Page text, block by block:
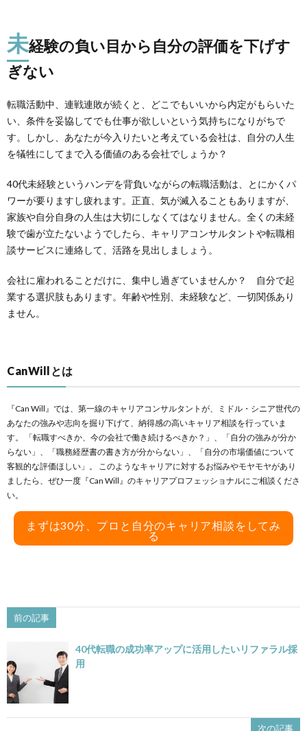
未経験の負い目から自分の評価を下げす
ぎない
転職活動中、連戦連敗が続くと、どこでもいいから内定がもらいた
い、条件を妥協してでも仕事が欲しいという気持ちになりがちで
す。しかし、あなたが今入りたいと考えている会社は、自分の人生
を犠牲にしてまで入る価値のある会社でしょうか？
40代未経験というハンデを背負いながらの転職活動は、とにかくパ
ワーが要りますし疲れます。正直、気が滅入ることもありますが、
家族や自分自身の人生は大切にしなくてはなりません。全くの未経
験で歯が立たないようでしたら、キャリアコンサルタントや転職相
談サービスに連絡して、活路を見出しましょう。
会社に雇われることだけに、集中し過ぎていませんか？ 自分で起
業する選択肢もあります。年齢や性別、未経験など、一切関係あり
ません。
CanWillとは
『Can Will』では、第一線のキャリアコンサルタントが、ミドル・シニア世代の
あなたの強みや志向を掘り下げて、納得感の高いキャリア相談を行っていま
す。 「転職すべきか、今の会社で働き続けるべきか？」、「自分の強みが分か
らない」、「職務経歴書の書き方が分からない」、「自分の市場価値について
客観的な評価ほしい」。 このようなキャリアに対するお悩みやモヤモヤがあり
ましたら、ぜひ一度『Can Will』のキャリアプロフェッショナルにご相談くださ
い。
まずは30分、プロと自分のキャリア相談をしてみ
る
前の記事
40代転職の成功率アップに活用したいリファラル採
用
次の記事